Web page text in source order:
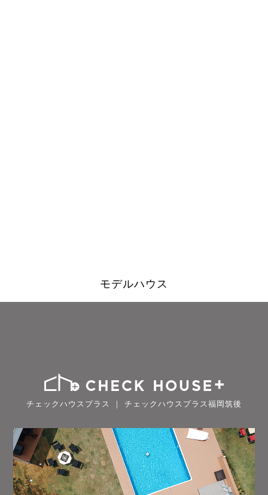
モデルハウス
チェックハウスプラス ｜ チェックハウスプラス福岡筑後